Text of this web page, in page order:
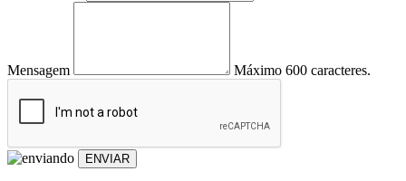
Mensagem Máximo 600 caracteres.
ENVIAR